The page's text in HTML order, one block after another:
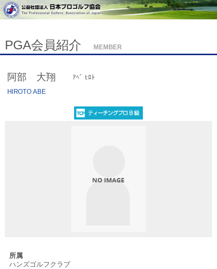
PGA会員紹介 MEMBER
阿部 大翔
ｱﾍﾞ ﾋﾛﾄ
HIROTO ABE
所属
ハンズゴルフクラブ